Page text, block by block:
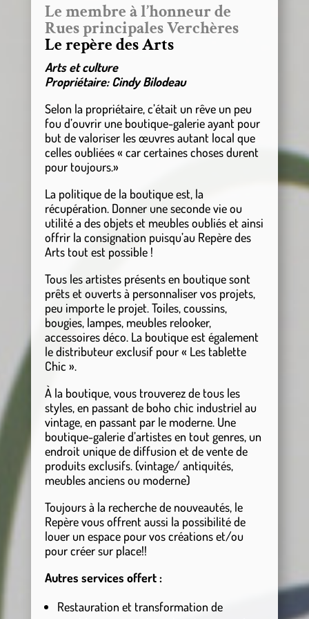
Le membre à l’honneur de
Rues principales Verchères
Le repère des Arts
Arts et culture
Propriétaire: Cindy Bilodeau
Selon la propriétaire, c’était un rêve un peu
fou d’ouvrir une boutique-galerie ayant pour
but de valoriser les œuvres autant local que
celles oubliées « car certaines choses durent
pour toujours.»
La politique de la boutique est, la
récupération. Donner une seconde vie ou
utilité a des objets et meubles oubliés et ainsi
offrir la consignation puisqu’au Repère des
Arts tout est possible !
Tous les artistes présents en boutique sont
prêts et ouverts à personnaliser vos projets,
peu importe le projet. Toiles, coussins,
bougies, lampes, meubles relooker,
accessoires déco. La boutique est également
le distributeur exclusif pour « Les tablette
Chic ».
À la boutique, vous trouverez de tous les
styles, en passant de boho chic industriel au
vintage, en passant par le moderne. Une
boutique-galerie d’artistes en tout genres, un
endroit unique de diffusion et de vente de
produits exclusifs. (vintage/ antiquités,
meubles anciens ou moderne)
Toujours à la recherche de nouveautés, le
Repère vous offrent aussi la possibilité de
louer un espace pour vos créations et/ou
pour créer sur place!!
Autres services offert :
Restauration et transformation de